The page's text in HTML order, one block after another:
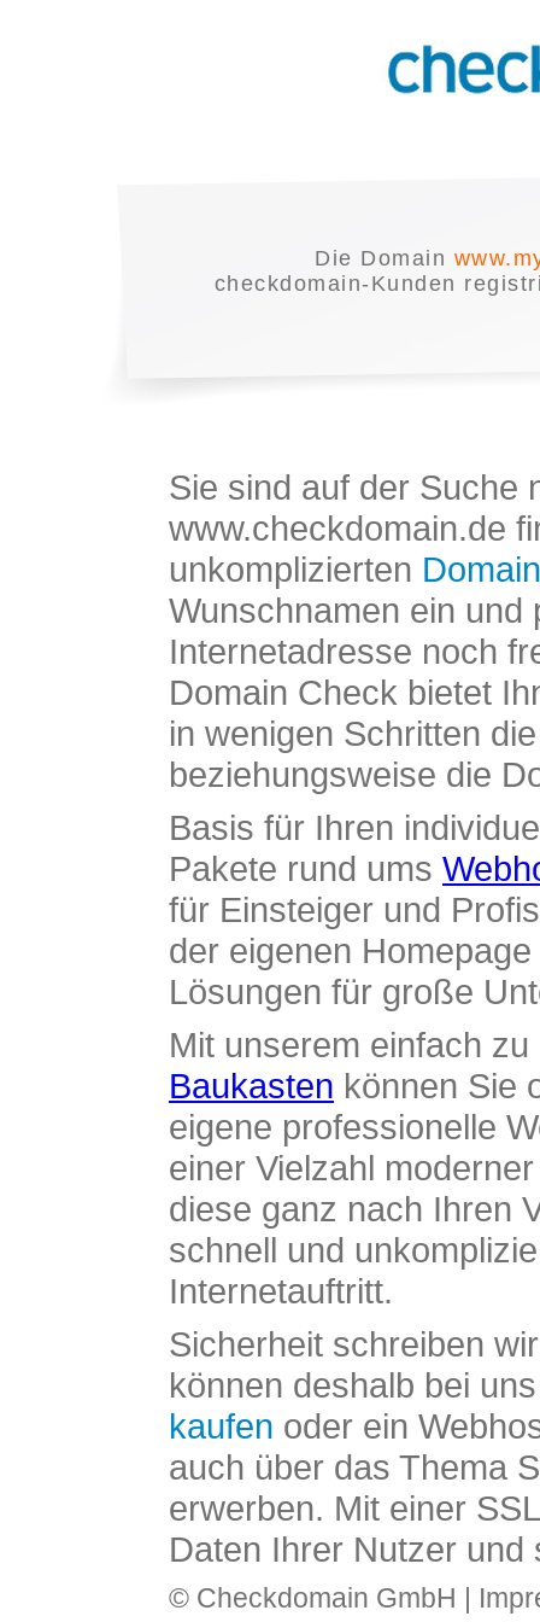
Die Domain
checkdomain-Kunden
Sie sind auf der Suche
www.checkdomain.de
unkomplizierten
Wunschnamen ein und
Internetadresse noch
Domain Check bietet
in wenigen Schritten
beziehungsweise die
Basis für Ihren
Pakete rund ums
für Einsteiger und
der eigenen
Lösungen für große
Mit unserem einfach
Baukasten können Sie
eigene professionelle
einer Vielzahl
diese ganz nach Ihren
schnell und
Internetauftritt.
Sicherheit schreiben
können deshalb bei
kaufen oder ein
auch über das Thema
erwerben. Mit einer
Daten Ihrer Nutzer und
© Checkdomain GmbH |